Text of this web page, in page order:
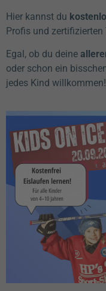
Hier kannst du
Profis und zertifizierten
Egal, ob du deine
oder schon ein
jedes Kind willkommen!